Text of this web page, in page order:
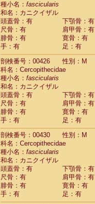
種小名： fascicularis
和名：カニクイザル
頭蓋骨：有
下顎骨：有
尺骨：有
肩甲骨：有
腓骨：有
寛骨：有
手：有
足：有
剖検番号：00426
性別：M
科名：Cercopithecidae
種小名： fascicularis
和名：カニクイザル
頭蓋骨：有
下顎骨：有
尺骨：有
肩甲骨：有
腓骨：有
寛骨：有
手：有
足：有
剖検番号：00430
性別：M
科名：Cercopithecidae
種小名： fascicularis
和名：カニクイザル
頭蓋骨：有
下顎骨：有
尺骨：有
肩甲骨：有
腓骨：有
寛骨：有
手：有
足：有